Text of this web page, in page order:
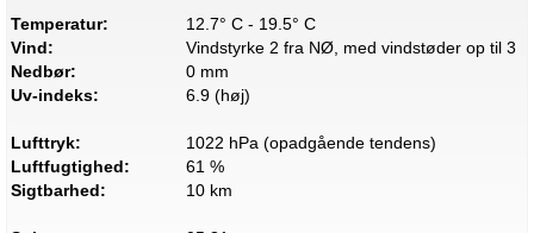
Temperatur:
12.7° C - 19.5° C
Vind:
Vindstyrke 2 fra NØ, med vindstøder op til 3
Nedbør:
0 mm
Uv-indeks:
6.9 (høj)
Lufttryk:
1022 hPa (opadgående tendens)
Luftfugtighed:
61 %
Sigtbarhed:
10 km